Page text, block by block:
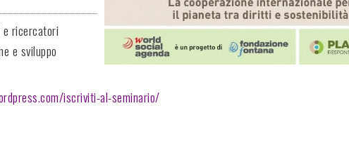
ricercatori
e sviluppo
iscriviti-al-seminario/